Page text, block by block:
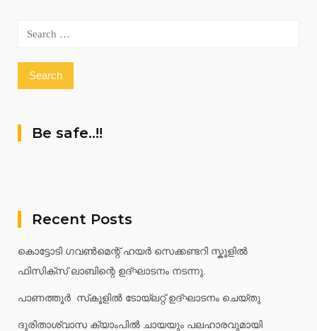
Search
Be safe..!!
Recent Posts
കൊട്ടോടി ഗവൺമെന്റ് ഹയർ സെക്കണ്ടറി സ്കൂളിൽ
ഫിസിക്സ് ലാബിന്റെ ഉദ്ഘാടനം നടന്നു.
പാണത്തൂർ സ്‌കൂളിൽ ടോയ്ലറ്റ് ഉദ്ഘാടനം ചെയ്തു
ദുരിതാശ്വാസ ക്യാംപിൽ ചായയും പലഹാരവുമായി